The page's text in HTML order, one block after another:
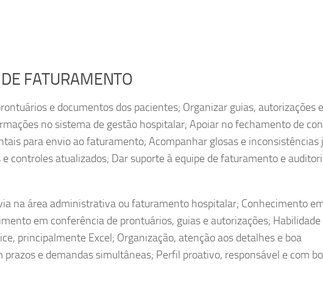
FATURAMENTO
e documentos dos pacientes; Organizar guias, autorizações e
no sistema de gestão hospitalar; Apoiar no fechamento de
para envio ao faturamento; Acompanhar glosas e inconsistências
controles atualizados; Dar suporte à equipe de faturamento e
na área administrativa ou faturamento hospitalar; Conhecimento
em conferência de prontuários, guias e autorizações; Habilidade
principalmente Excel; Organização, atenção aos detalhes e boa
prazos e demandas simultâneas; Perfil proativo, responsável e com